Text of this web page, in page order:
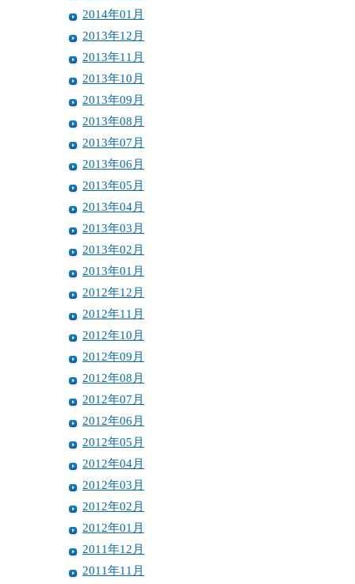
2014年01月
2013年12月
2013年11月
2013年10月
2013年09月
2013年08月
2013年07月
2013年06月
2013年05月
2013年04月
2013年03月
2013年02月
2013年01月
2012年12月
2012年11月
2012年10月
2012年09月
2012年08月
2012年07月
2012年06月
2012年05月
2012年04月
2012年03月
2012年02月
2012年01月
2011年12月
2011年11月